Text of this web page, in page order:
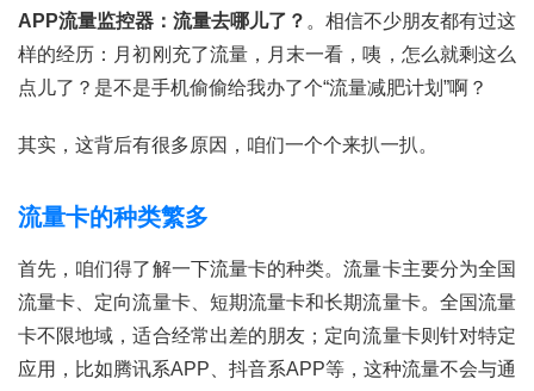
APP流量监控器：流量去哪儿了？ 。相信不少朋友都有过这
样的经历：月初刚充了流量，月末一看，咦，怎么就剩这么
点儿了？是不是手机偷偷给我办了个“流量减肥计划”啊？
其实，这背后有很多原因，咱们一个个来扒一扒。
流量卡的种类繁多
首先，咱们得了解一下流量卡的种类。流量卡主要分为全国
流量卡、定向流量卡、短期流量卡和长期流量卡。全国流量
卡不限地域，适合经常出差的朋友；定向流量卡则针对特定
应用，比如腾讯系APP、抖音系APP等，这种流量不会与通